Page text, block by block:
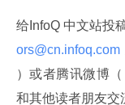
给InfoQ 中文站投
ors@cn.infoq.com
）或者腾讯微博（
和其他读者朋友交